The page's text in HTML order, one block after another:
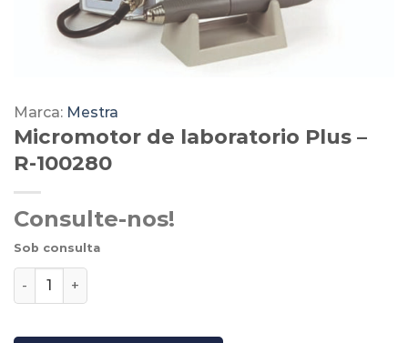
Marca: Mestra
Micromotor de laboratorio Plus –
R-100280
Consulte-nos!
Sob consulta
Micromotor de laboratorio Plus - R-100280 cantidad